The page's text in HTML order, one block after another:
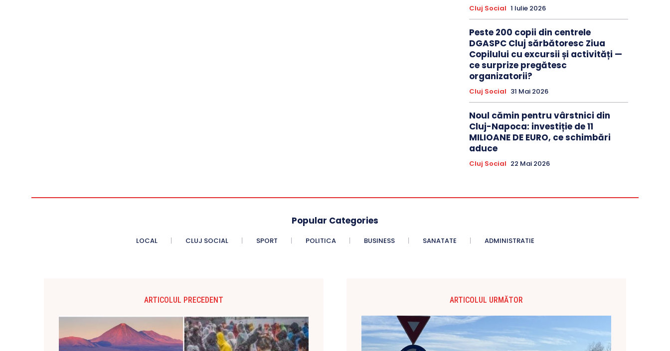
Cluj Social 1 Iulie 2026
Peste 200 copii din centrele
DGASPC Cluj sărbătoresc Ziua
Copilului cu excursii și activități —
ce surprize pregătesc
organizatorii?
Cluj Social 31 Mai 2026
Noul cămin pentru vârstnici din
Cluj-Napoca: investiție de 11
MILIOANE DE EURO, ce schimbări
aduce
Cluj Social 22 Mai 2026
Popular Categories
LOCAL CLUJ SOCIAL SPORT POLITICA BUSINESS SANATATE ADMINISTRATIE
ARTICOLUL PRECEDENT ARTICOLUL URMĂTOR